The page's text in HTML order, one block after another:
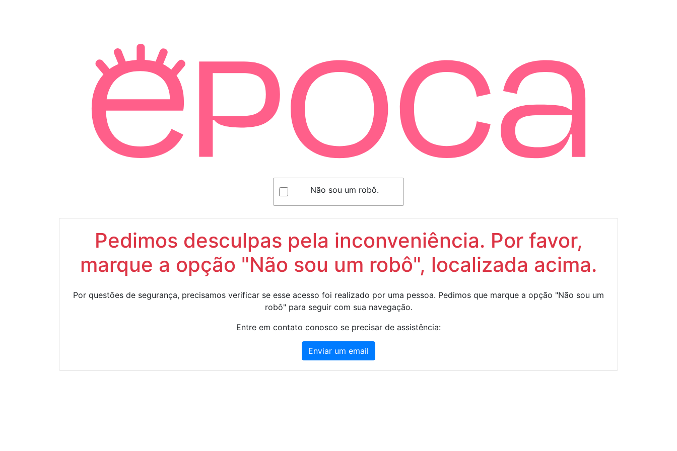
Não sou um robô.
Pedimos desculpas pela inconveniência. Por favor,
marque a opção "Não sou um robô", localizada acima.
Por questões de segurança, precisamos verificar se esse acesso foi realizado por uma pessoa. Pedimos que marque a opção "Não sou um
robô" para seguir com sua navegação.
Entre em contato conosco se precisar de assistência:
Enviar um email